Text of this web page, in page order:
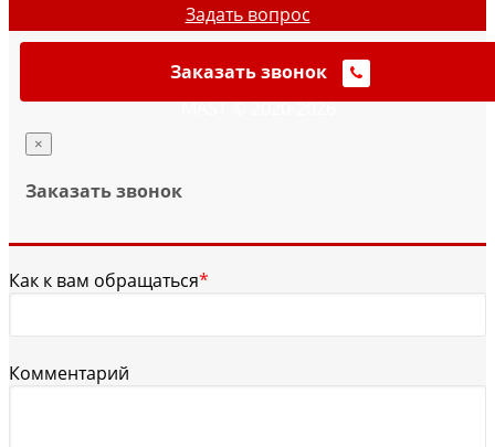
Задать вопрос
Заказать звонок
MAST © 2020-2026
×
Заказать звонок
Как к вам обращаться*
Комментарий